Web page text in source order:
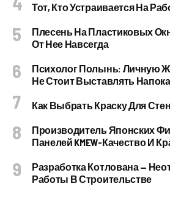
Тот, Кто Устраивается На
Плесень На Пластиковых
От Нее Навсегда
Психолог Полынь: Личную
Не Стоит Выставлять
Как Выбрать Краску Для
Производитель Японских
Панелей KMEW-Качество И
Разработка Котлована —
Работы В Строительстве